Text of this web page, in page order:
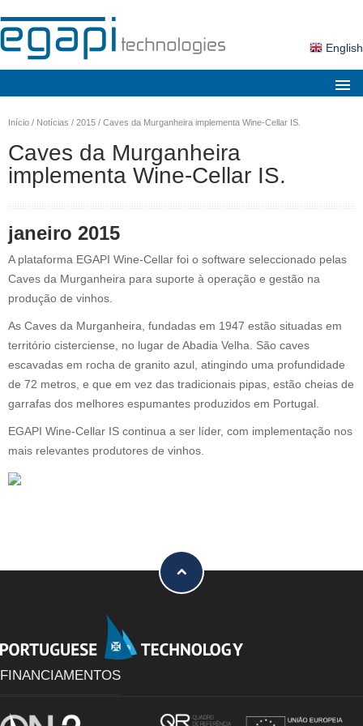
English
Soluções
Serviços
Notícias
Área Cliente
Pesquisa
Início / Notícias / 2015 / Caves da Murganheira implementa Wine-Cellar IS.
Caves da Murganheira
implementa Wine-Cellar IS.
janeiro 2015
A plataforma EGAPI Wine-Cellar foi o software seleccionado pelas
Caves da Murganheira para suporte à operação e gestão na
produção de vinhos.
As Caves da Murganheira, fundadas em 1947 estão situadas em
território cisterciense, no lugar de Abadia Velha. São caves
escavadas em rocha de granito azul, atingindo uma profundidade
de 72 metros, e que em vez das tradicionais pipas, estão cheias de
garrafas dos melhores espumantes produzidos em Portugal.
EGAPI Wine-Cellar IS continua a ser líder, com implementação nos
mais relevantes produtores de vinhos.
FINANCIAMENTOS